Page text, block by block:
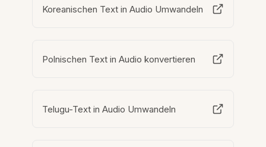
Koreanischen Text in Audio Umwandeln
Polnischen Text in Audio konvertieren
Telugu-Text in Audio Umwandeln